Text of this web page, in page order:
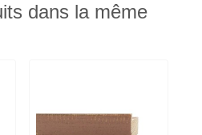
dans la même